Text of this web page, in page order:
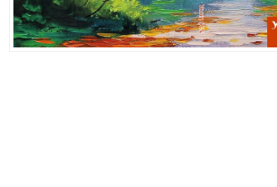
Ampul Duy Çeşitleri ve Kullanım Alanları